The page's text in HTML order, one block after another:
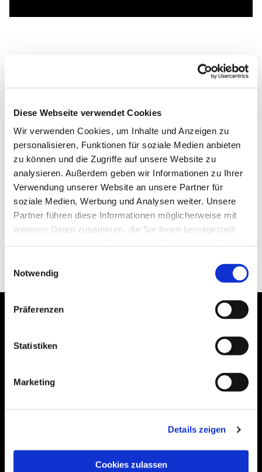
Diese Webseite verwendet Cookies
Wir verwenden Cookies, um Inhalte und Anzeigen zu
personalisieren, Funktionen für soziale Medien anbieten
zu können und die Zugriffe auf unsere Website zu
analysieren. Außerdem geben wir Informationen zu Ihrer
Verwendung unserer Website an unsere Partner für
soziale Medien, Werbung und Analysen weiter. Unsere
Partner führen diese Informationen möglicherweise mit
weiteren Daten zusammen, die Sie ihnen bereitgestellt
Notwendig
Präferenzen
Statistiken
Marketing
Details zeigen
Cookies zulassen
Bitte akzeptieren Sie Marketing-Cookies,
Accept cookies